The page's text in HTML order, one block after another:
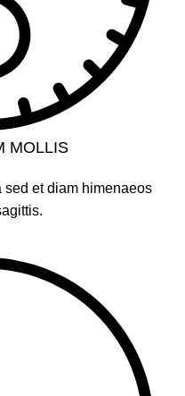
MOLLIS
sed et diam himenaeos